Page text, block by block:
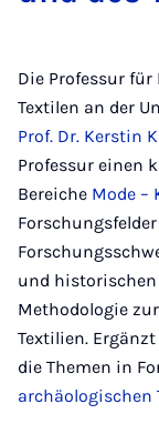
Die Professur
Textilen an der
Prof. Dr. Kerstin
Professur einen
Bereiche Mode –
und
Methodologie
Textilien.
die Themen in
archäologischen